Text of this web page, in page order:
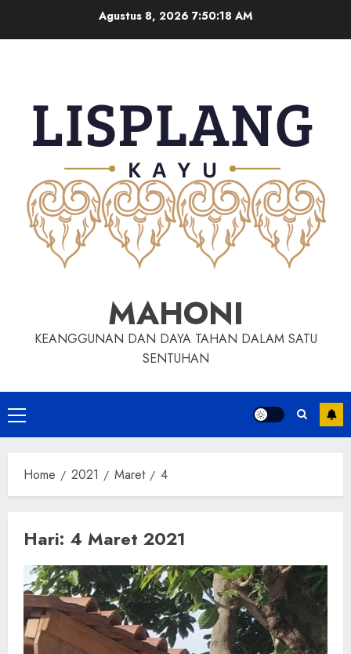
Agustus 8, 2026 7:50:18 AM
MAHONI
KEANGGUNAN DAN DAYA TAHAN DALAM SATU
SENTUHAN
Home 2021 Maret 4
Hari: 4 Maret 2021